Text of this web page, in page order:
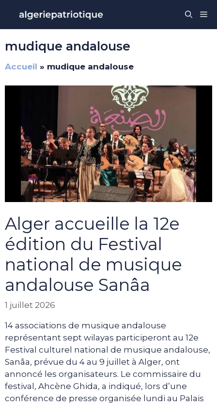
contenu
mudique andalouse
Accueil » mudique andalouse
Alger accueille la 12e
édition du Festival
national de musique
andalouse Sanâa
1 juillet 2026
14 associations de musique andalouse
représentant sept wilayas participeront au 12e
Festival culturel national de musique andalouse,
Sanâa, prévue du 4 au 9 juillet à Alger, ont
annoncé les organisateurs. Le commissaire du
festival, Ahcène Ghida, a indiqué, lors d’une
conférence de presse organisée lundi au Palais